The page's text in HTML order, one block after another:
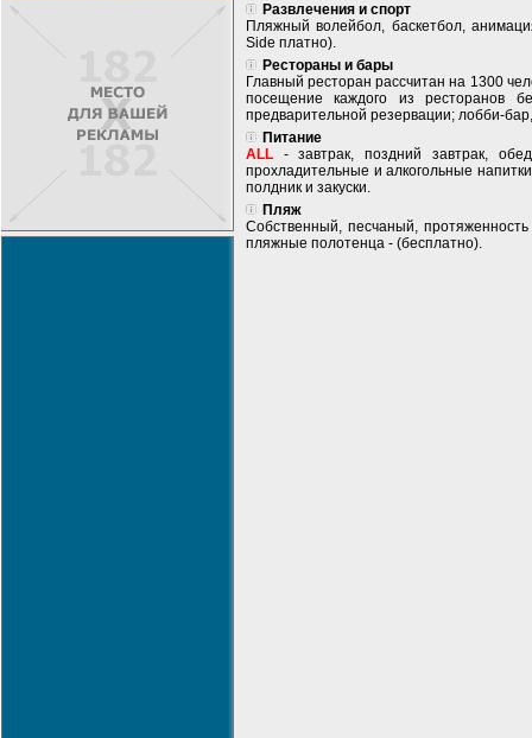
Развлечения и спорт
Пляжный волейбол, баскетбол,
Side платно).
Рестораны и бары
Главный ресторан рассчитан на 1300
посещение каждого из ресторанов
предварительной резервации; лобби-
Питание
ALL - завтрак, поздний завтрак,
прохладительные и алкогольные
полдник и закуски.
Пляж
Собственный, песчаный,
пляжные полотенца - (бесплатно).